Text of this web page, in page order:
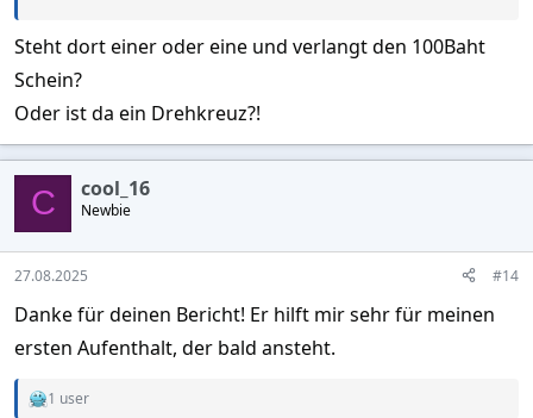
Steht dort einer oder eine und verlangt den 100Baht
Schein?
Oder ist da ein Drehkreuz?!
C cool_16
Newbie
27.08.2025 #14
Danke für deinen Bericht! Er hilft mir sehr für meinen
ersten Aufenthalt, der bald ansteht.
R
1 user